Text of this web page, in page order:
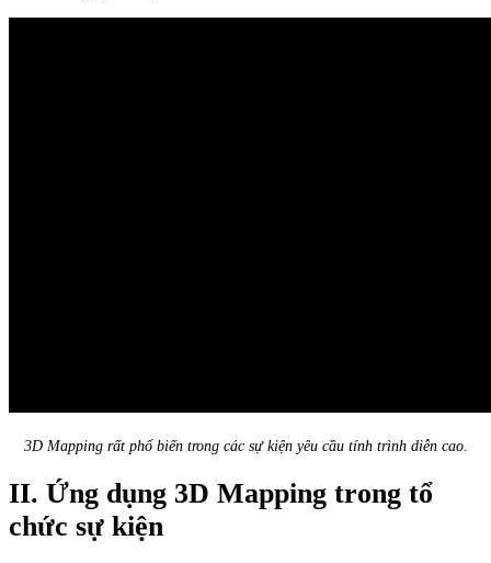
3D Mapping rất phổ biến trong các sự kiện yêu cầu tính trình diễn cao.
II. Ứng dụng 3D Mapping trong tổ
chức sự kiện